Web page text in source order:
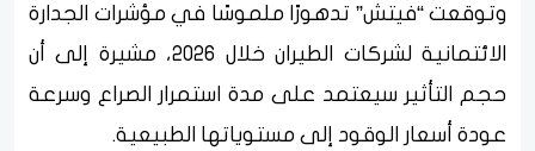
وتوقعت “فيتش” تدهورًا ملموسًا في مؤشرات الجدارة
الائتمانية لشركات الطيران خلال 2026، مشيرة إلى أن
حجم التأثير سيعتمد على مدة استمرار الصراع وسرعة
عودة أسعار الوقود إلى مستوياتها الطبيعية.